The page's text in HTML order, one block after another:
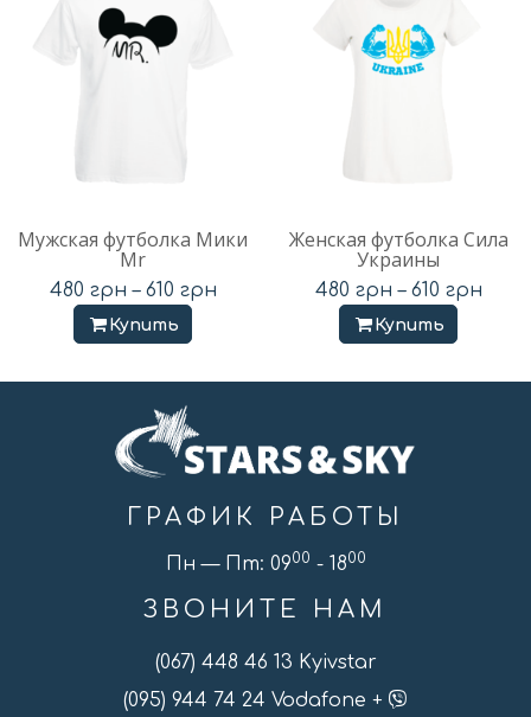
Мужская футболка Мики
Mr
480 грн – 610 грн
Купить
Женская футболка Сила
Украины
480 грн – 610 грн
Купить
ГРАФИК РАБОТЫ
Пн — Пт: 0900 - 1800
ЗВОНИТЕ НАМ
(067) 448 46 13 Kyivstar
(095) 944 74 24 Vodafone +